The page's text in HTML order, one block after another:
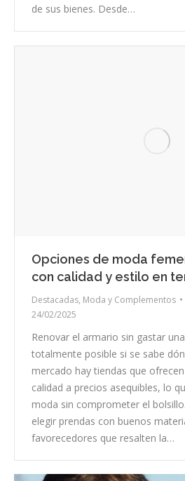
de sus bienes. Desde…
Opciones de moda
con calidad y estilo en
Destacadas, Moda y Complementos
24/02/2025
Renovar el armario sin gastar
totalmente posible si se sabe
mercado hay tiendas que
calidad a precios asequibles, lo
moda sin comprometer el
elegir prendas con buenos
favorecedores que resalten la…